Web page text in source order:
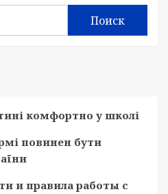
комфортно у школі
повинен бути
и правила работы с